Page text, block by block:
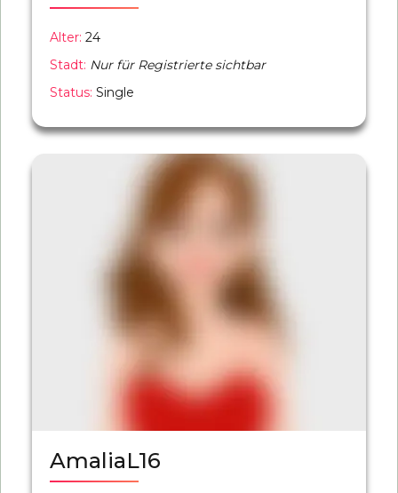
Alter: 24
Stadt: Nur für Registrierte sichtbar
Status: Single
AmaliaL16